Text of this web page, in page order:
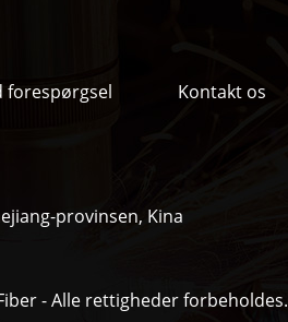
forespørgsel Kontakt os
provinsen, Kina
- Alle rettigheder forbeholdes.